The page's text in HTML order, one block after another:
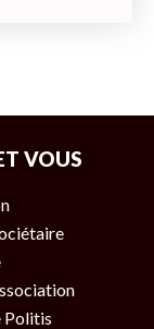
VOUS
Politis